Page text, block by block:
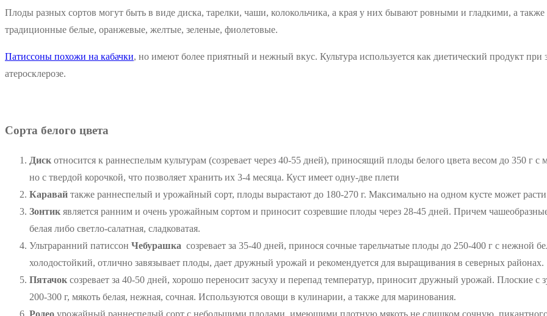
Плоды разных сортов могут быть в виде диска, тарелки, чаши, колокольчика, а края у них бывают ровными и гладкими, а
традиционные белые, оранжевые, желтые, зеленые, фиолетовые.
Патиссоны похожи на кабачки, но имеют более приятный и нежный вкус. Культура используется как диетический продукт при
атеросклерозе.
Сорта белого цвета
Диск относится к раннеспелым культурам (созревает через 40-55 дней), приносящий плоды белого цвета весом до 350 г
но с твердой корочкой, что позволяет хранить их 3-4 месяца. Куст имеет одну-две плети
Каравай также раннеспелый и урожайный сорт, плоды вырастают до 180-270 г. Максимально на одном кусте может расти
Зонтик является ранним и очень урожайным сортом и приносит созревшие плоды через 28-45 дней. Причем
белая либо светло-салатная, сладковатая.
Ультраранний патиссон Чебурашка созревает за 35-40 дней, принося сочные тарельчатые плоды до 250-400 г с
холодостойкий, отлично завязывает плоды, дает дружный урожай и рекомендуется для выращивания в северных районах.
Пятачок созревает за 40-50 дней, хорошо переносит засуху и перепад температур, приносит дружный урожай. Плоские с
200-300 г, мякоть белая, нежная, сочная. Используются овощи в кулинарии, а также для маринования.
Родео урожайный раннеспелый сорт с небольшими плодами, имеющими плотную мякоть не слишком сочную,